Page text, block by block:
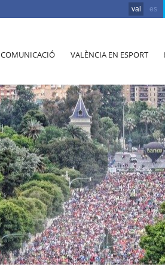
val es
COMUNICACIÓ VALÈNCIA EN ESPORT